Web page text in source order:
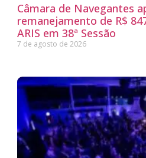
Câmara de Navegantes
remanejamento de R$
ARIS em 38ª Sessão
7 de agosto de 2026